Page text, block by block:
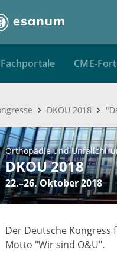
Fachportale CME-
DKOU 2018
Orthopädie und
DKOU 2018
22.–26. Oktober 2018
Der Deutsche
Motto "Wir sind O&U".